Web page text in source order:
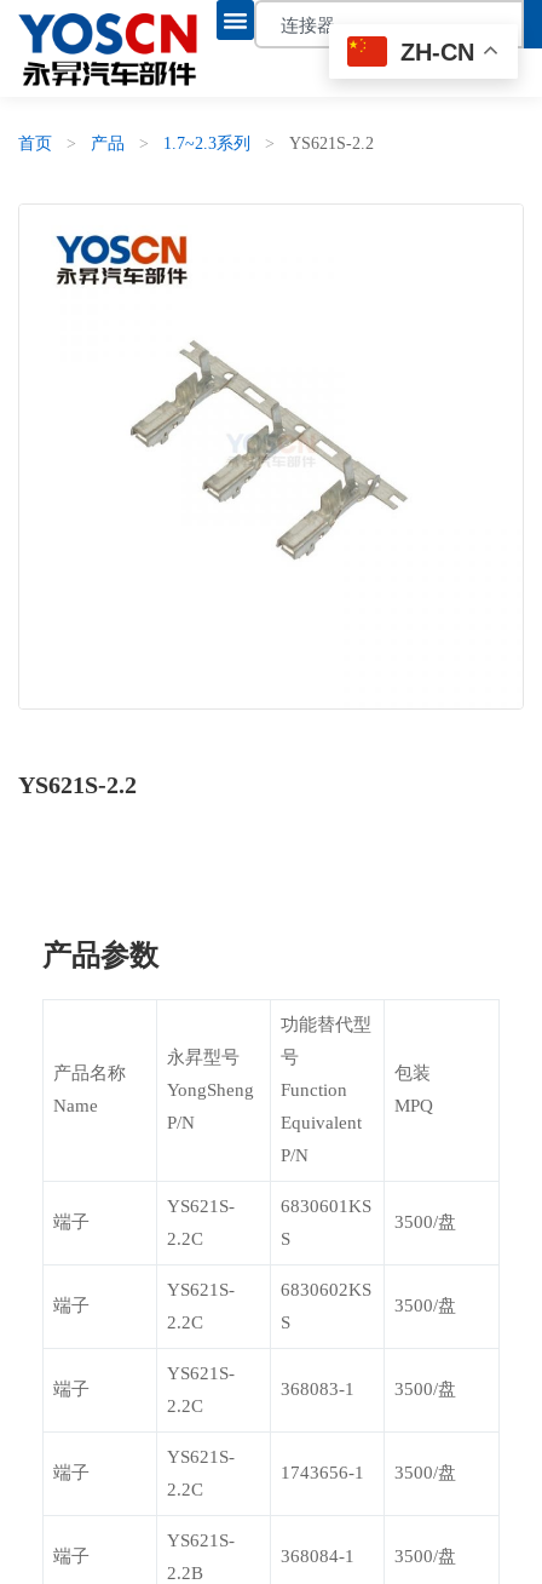
首页 > 产品 > 1.7~2.3系列 > YS621S-2.2
YS621S-2.2
产品参数
产品名称
Name
永昇型号
YongSheng
P/N
功能替代型
号
Function
Equivalent
P/N
包装
MPQ
端子
YS621S-
2.2C
6830601KS
S
3500/盘
端子
YS621S-
2.2C
6830602KS
S
3500/盘
端子
YS621S-
2.2C
368083-1 3500/盘
端子
YS621S-
2.2C
1743656-1 3500/盘
端子
YS621S-
2.2B
368084-1 3500/盘
ZH-CN